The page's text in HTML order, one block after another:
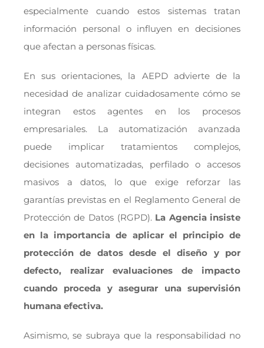
especialmente cuando estos sistemas tratan
información personal o influyen en decisiones
que afectan a personas físicas.
En sus orientaciones, la AEPD advierte de la
necesidad de analizar cuidadosamente cómo se
integran estos agentes en los procesos
empresariales. La automatización avanzada
puede implicar tratamientos complejos,
decisiones automatizadas, perfilado o accesos
masivos a datos, lo que exige reforzar las
garantías previstas en el Reglamento General de
Protección de Datos (RGPD). La Agencia insiste
en la importancia de aplicar el principio de
protección de datos desde el diseño y por
defecto, realizar evaluaciones de impacto
cuando proceda y asegurar una supervisión
humana efectiva.
Asimismo, se subraya que la responsabilidad no